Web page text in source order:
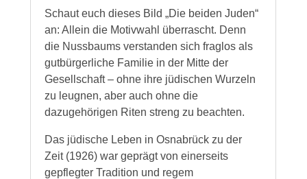
Schaut euch dieses Bild „Die beiden Juden“
an: Allein die Motivwahl überrascht. Denn
die Nussbaums verstanden sich fraglos als
gutbürgerliche Familie in der Mitte der
Gesellschaft – ohne ihre jüdischen Wurzeln
zu leugnen, aber auch ohne die
dazugehörigen Riten streng zu beachten.
Das jüdische Leben in Osnabrück zu der
Zeit (1926) war geprägt von einerseits
gepflegter Tradition und regem